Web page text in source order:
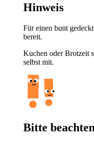
Hinweis
Für einen bunt
bereit.
Kuchen oder Brotzeit
selbst mit.
Bitte beachten